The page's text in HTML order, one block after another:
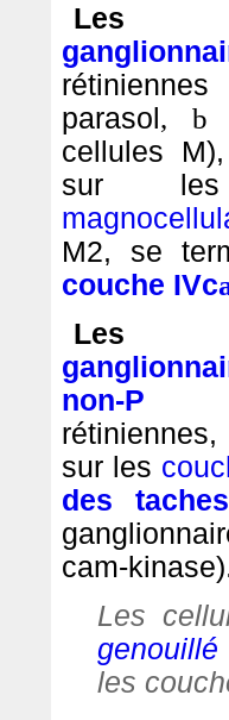
parasol,
cellules
sur
M2, se
couche IVc
non-P
sur les
des
cam-
Les
genouillé
les